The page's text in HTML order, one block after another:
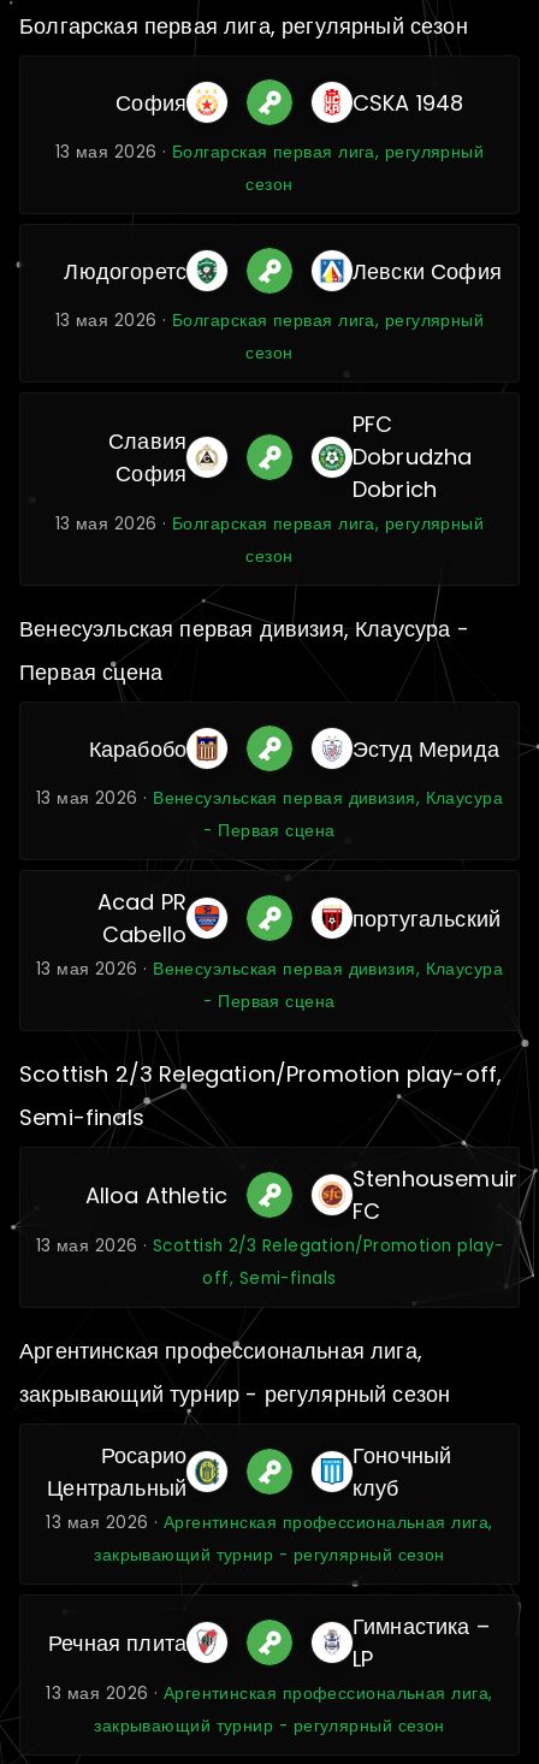
Болгарская первая лига, регулярный сезон
София CSKA 1948
13 мая 2026 · Болгарская первая лига, регулярный
сезон
Людогоретс Левски София
13 мая 2026 · Болгарская первая лига, регулярный
сезон
Славия
София
PFC
Dobrudzha
Dobrich
13 мая 2026 · Болгарская первая лига, регулярный
сезон
Венесуэльская первая дивизия, Клаусура -
Первая сцена
Карабобо Эстуд Мерида
13 мая 2026 · Венесуэльская первая дивизия, Клаусура
- Первая сцена
Acad PR
Cabello
португальский
13 мая 2026 · Венесуэльская первая дивизия, Клаусура
- Первая сцена
Scottish 2/3 Relegation/Promotion play-off,
Semi-finals
Alloa Athletic
Stenhousemuir
FC
13 мая 2026 · Scottish 2/3 Relegation/Promotion play-
off, Semi-finals
Аргентинская профессиональная лига,
закрывающий турнир - регулярный сезон
Росарио
Центральный
Гоночный
клуб
13 мая 2026 · Аргентинская профессиональная лига,
закрывающий турнир - регулярный сезон
Речная плита
Гимнастика –
LP
13 мая 2026 · Аргентинская профессиональная лига,
закрывающий турнир - регулярный сезон